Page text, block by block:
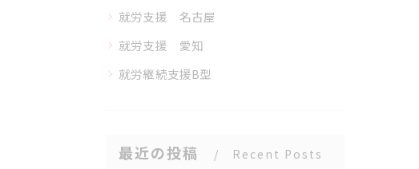
就労支援 名古屋
就労支援 愛知
就労継続支援B型
最近の投稿 Recent Posts